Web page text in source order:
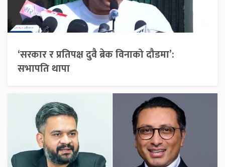
‘सरकार र प्रतिपक्ष दुवै ब्रेक विनाको दौडमा’:
सभापति थापा